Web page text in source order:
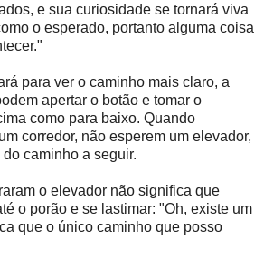
e sua curiosidade se tornará viva
o esperado, portanto alguma coisa
para ver o caminho mais claro, a
apertar o botão e tomar o
como para baixo. Quando
corredor, não esperem um elevador,
caminho a seguir.
o elevador não significa que
o porão e se lastimar: "Oh, existe um
que o único caminho que posso